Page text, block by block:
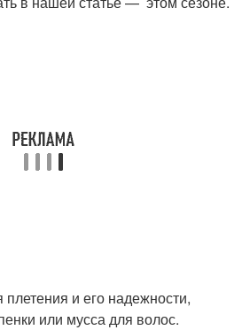
и его надежности,
или мусса для волос.